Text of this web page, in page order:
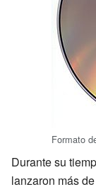
Formato
Durante su
lanzaron más